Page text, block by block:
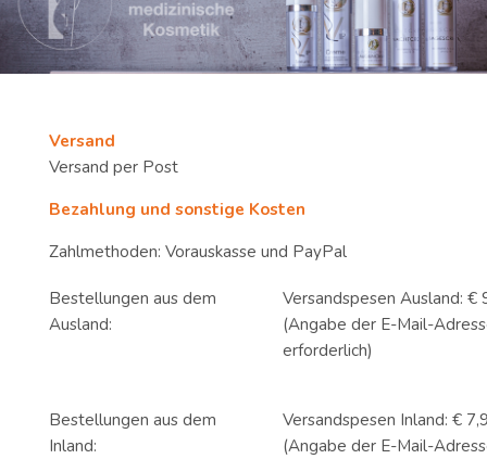
Versand
Versand per Post
Bezahlung und sonstige Kosten
Zahlmethoden: Vorauskasse und PayPal
Bestellungen aus dem
Ausland:
Versandspesen Ausland: €
(Angabe der E-Mail-
erforderlich)
Bestellungen aus dem
Inland:
Versandspesen Inland: €
(Angabe der E-Mail-